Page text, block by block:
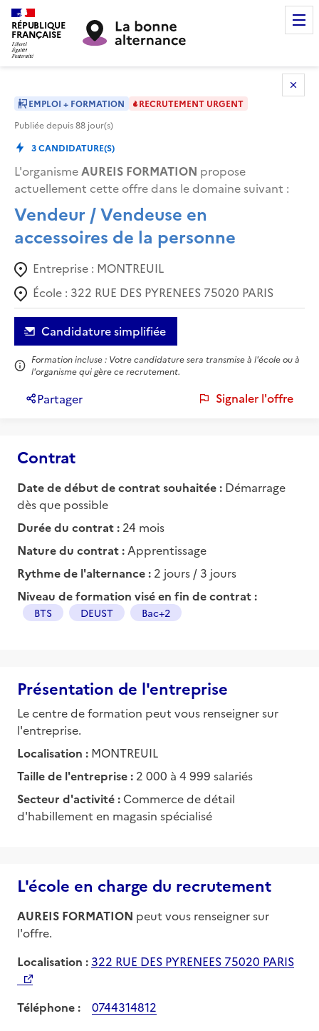
RÉPUBLIQUE
FRANÇAISE
EMPLOI + FORMATION
RECRUTEMENT URGENT
Publiée depuis88 jour(s)
3CANDIDATURE(S)
L'organismeAUREIS FORMATION propose
actuellement cette offre dans le domaine suivant :
Vendeur / Vendeuse en
accessoires de la personne
Entreprise : MONTREUIL
École : 322 RUE DES PYRENEES 75020 PARIS
Candidature simplifiée
Formation incluse : Votre candidature sera transmise à l'école ou à
l'organisme qui gère ce recrutement.
Partager Signaler l'offre
Contrat
Date de début de contrat souhaitée : Démarrage
dès que possible
Durée du contrat : 24 mois
Nature du contrat : Apprentissage
Rythme de l'alternance : 2 jours / 3 jours
Niveau de formation visé en fin de contrat :
BTS DEUST Bac+2
Présentation de l'entreprise
Le centre de formation peut vous renseigner sur
l'entreprise.
Localisation : MONTREUIL
Taille de l'entreprise : 2 000 à 4 999 salariés
Secteur d'activité : Commerce de détail
d'habillement en magasin spécialisé
L'école en charge du recrutement
AUREIS FORMATION peut vous renseigner sur
l'offre.
Localisation :322 RUE DES PYRENEES 75020 PARIS
Téléphone : 0744314812